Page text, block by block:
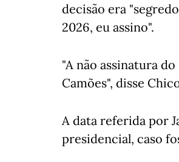
decisão era
2026, eu assino".
"A não assinatura
Camões", disse
A data referida por
presidencial, caso